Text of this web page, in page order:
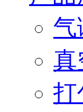
气
真
打